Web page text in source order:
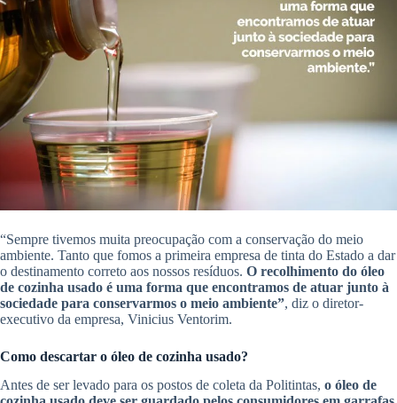
“Sempre tivemos muita preocupação com a conservação do meio
ambiente. Tanto que fomos a primeira empresa de tinta do Estado a dar
o destinamento correto aos nossos resíduos. O recolhimento do óleo
de cozinha usado é uma forma que encontramos de atuar junto à
sociedade para conservarmos o meio ambiente”, diz o diretor-
executivo da empresa, Vinicius Ventorim.
Como descartar o óleo de cozinha usado?
Antes de ser levado para os postos de coleta da Politintas, o óleo de